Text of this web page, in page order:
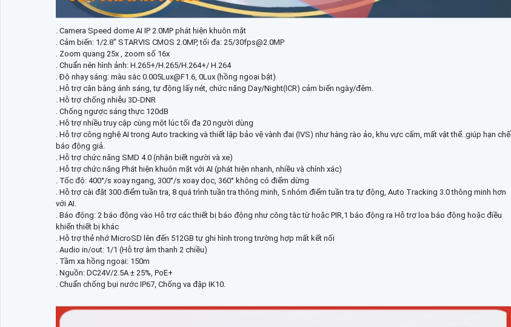
. Camera Speed dome AI IP 2.0MP phát hiện khuôn mặt
. Cảm biến: 1/2.8" STARVIS CMOS 2.0MP, tối đa: 25/30fps@2.0MP
. Zoom quang 25x , zoom số 16x
. Chuẩn nén hình ảnh: H.265+/H.265/H.264+/ H.264
. Độ nhạy sáng: màu sắc 0.005Lux@F1.6, 0Lux (hồng ngoại bật)
. Hỗ trợ cân bằng ánh sáng, tự động lấy nét, chức năng Day/Night(ICR) cảm biến ngày/đêm.
. Hỗ trợ chống nhiễu 3D-DNR
. Chống ngược sáng thực 120dB
. Hỗ trợ nhiều truy cập cùng một lúc tối đa 20 người dùng
. Hỗ trợ công nghệ AI trong Auto tracking và thiết lập bảo vệ vành đai (IVS) như hàng rào ảo, khu vực cấm, mất vật thể..giúp hạn chế
báo động giả.
. Hỗ trợ chức năng SMD 4.0 (nhận biết người và xe)
. Hỗ trợ chức năng Phát hiện khuôn mặt với AI (phát hiện nhanh, nhiều và chính xác)
. Tốc độ: 400°/s xoay ngang, 300°/s xoay dọc, 360° không có điểm dừng
. Hỗ trợ cài đặt 300 điểm tuần tra, 8 quá trình tuần tra thông minh, 5 nhóm điểm tuần tra tự động, Auto Tracking 3.0 thông minh hơn
với AI.
. Báo động: 2 báo động vào Hỗ trợ các thiết bị báo động như công tắc từ hoặc PIR,1 báo động ra Hỗ trợ loa báo động hoặc điều
khiển thiết bị khác
. Hỗ trợ thẻ nhớ MicroSD lên đến 512GB tự ghi hình trong trường hợp mất kết nối
. Audio in/out: 1/1 (Hỗ trợ âm thanh 2 chiều)
. Tầm xa hồng ngoại: 150m
. Nguồn: DC24V/2.5A ± 25%, PoE+
. Chuẩn chống bụi nước IP67, Chống va đập IK10.